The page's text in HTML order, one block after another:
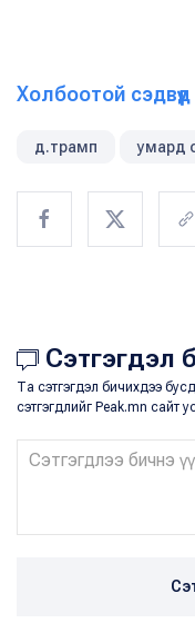
Холбоотой сэдвүүд
д.трамп умард
Сэтгэгдэл
Та сэтгэгдэл бичихдээ
сэтгэгдлийг Peak.mn сайт